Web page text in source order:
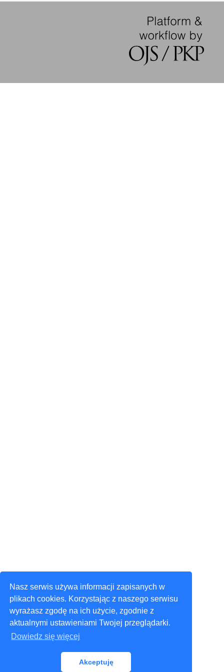
Nasz serwis używa informacji zapisanych w
plikach cookies. Korzystając z naszego serwisu
wyrażasz zgodę na ich użycie, zgodnie z
aktualnymi ustawieniami Twojej przeglądarki.
Dowiedz się więcej
Akceptuję